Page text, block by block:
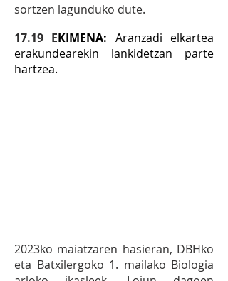
sortzen lagunduko dute.
17.19 EKIMENA: Aranzadi elkartea
erakundearekin lankidetzan parte
hartzea.
2023ko maiatzaren hasieran, DBHko
eta Batxilergoko 1. mailako Biologia